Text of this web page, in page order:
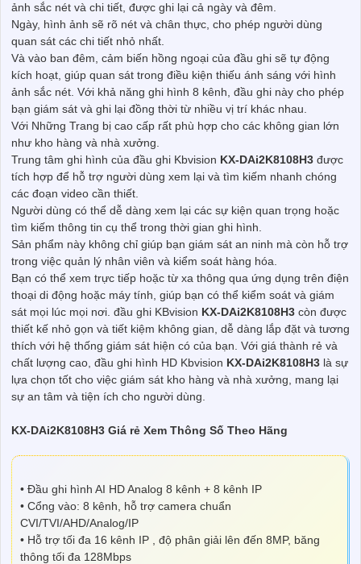
ảnh sắc nét và chi tiết, được ghi lại cả ngày và đêm.
Ngày, hình ảnh sẽ rõ nét và chân thực, cho phép người dùng
quan sát các chi tiết nhỏ nhất.
Và vào ban đêm, cảm biến hồng ngoại của đầu ghi sẽ tự động
kích hoạt, giúp quan sát trong điều kiện thiếu ánh sáng với hình
ảnh sắc nét. Với khả năng ghi hình 8 kênh, đầu ghi này cho phép
bạn giám sát và ghi lại đồng thời từ nhiều vị trí khác nhau.
Với Những Trang bị cao cấp rất phù hợp cho các không gian lớn
như kho hàng và nhà xưởng.
Trung tâm ghi hình của đầu ghi Kbvision KX-DAi2K8108H3 được
tích hợp để hỗ trợ người dùng xem lại và tìm kiếm nhanh chóng
các đoạn video cần thiết.
Người dùng có thể dễ dàng xem lại các sự kiện quan trọng hoặc
tìm kiếm thông tin cụ thể trong thời gian ghi hình.
Sản phẩm này không chỉ giúp bạn giám sát an ninh mà còn hỗ trợ
trong việc quản lý nhân viên và kiểm soát hàng hóa.
Bạn có thể xem trực tiếp hoặc từ xa thông qua ứng dụng trên điện
thoại di động hoặc máy tính, giúp bạn có thể kiểm soát và giám
sát mọi lúc mọi nơi. đầu ghi KBvision KX-DAi2K8108H3 còn được
thiết kế nhỏ gọn và tiết kiệm không gian, dễ dàng lắp đặt và tương
thích với hệ thống giám sát hiện có của bạn. Với giá thành rẻ và
chất lượng cao, đầu ghi hình HD Kbvision KX-DAi2K8108H3 là sự
lựa chọn tốt cho việc giám sát kho hàng và nhà xưởng, mang lại
sự an tâm và tiện ích cho người dùng.
KX-DAi2K8108H3 Giá rẻ Xem Thông Số Theo Hãng
• Đầu ghi hình AI HD Analog 8 kênh + 8 kênh IP
• Cổng vào: 8 kênh, hỗ trợ camera chuẩn
CVI/TVI/AHD/Analog/IP
• Hỗ trợ tối đa 16 kênh IP , độ phân giải lên đến 8MP, băng
thông tối đa 128Mbps